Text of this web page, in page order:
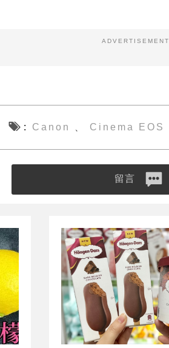
ADVERTISEMENT
Canon Cinema EOS
留言